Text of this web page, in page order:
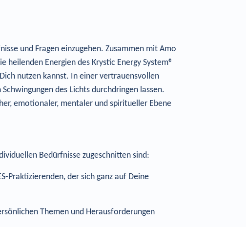
und Fragen einzugehen. Zusammen mit Amo
Energien des Krystic Energy System®
nutzen kannst. In einer vertrauensvollen
des Lichts durchdringen lassen.
emotionaler, mentaler und spiritueller Ebene
Bedürfnisse zugeschnitten sind:
Praktizierenden, der sich ganz auf Deine
Themen und Herausforderungen